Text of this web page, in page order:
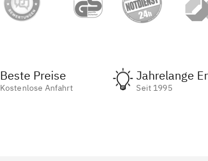
Beste Preise
Kostenlose Anfahrt
Jahrelange
Seit 1995